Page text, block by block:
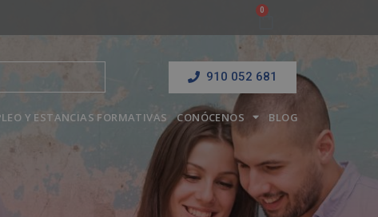
910 052 681
Y ESTANCIAS FORMATIVAS CONÓCENOS BLOG